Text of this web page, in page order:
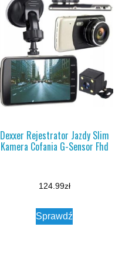
Dexxer Rejestrator Jazdy Slim
Kamera Cofania G-Sensor Fhd
124.99zł
Sprawdź